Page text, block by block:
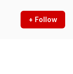
+ Follow